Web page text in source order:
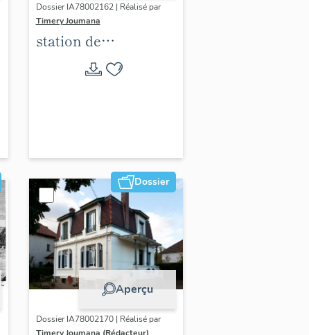
Dossier IA78002162 | Réalisé par
Timery Joumana
station de
villégiature
d'Elisabethville
Dossier
Aperçu
Dossier IA78002170 | Réalisé par